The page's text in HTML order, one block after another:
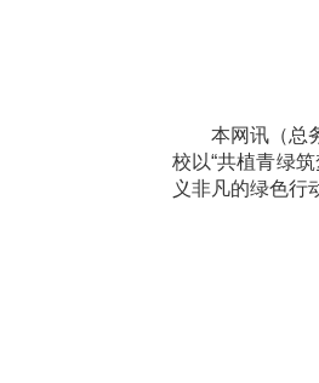
本网讯 （
校以“共植青绿
义非凡的绿色行